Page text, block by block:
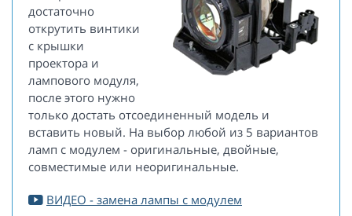
достаточно
открутить винтики
с крышки
проектора и
лампового модуля,
после этого нужно
только достать отсоединенный модель и
вставить новый. На выбор любой из 5 вариантов
ламп с модулем - оригинальные, двойные,
совместимые или неоригинальные.
ВИДЕО - замена лампы с модулем